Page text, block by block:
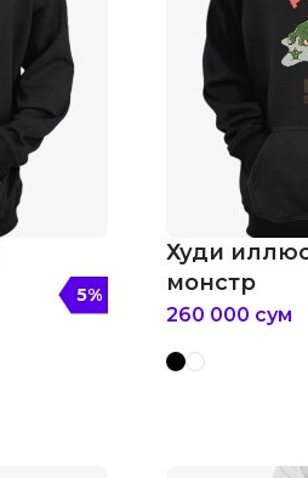
5%
Худи
монстр
260 000 сум